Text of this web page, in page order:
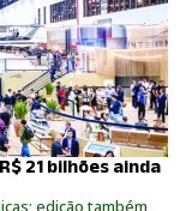
21 bilhões ainda
edição também